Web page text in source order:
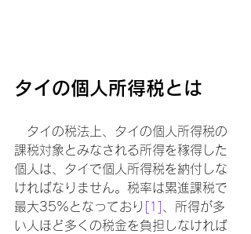
タイの個人所得税とは
タイの税法上、タイの個人所得税の
課税対象とみなされる所得を稼得した
個人は、タイで個人所得税を納付しな
ければなりません。税率は累進課税で
最大35%となっており [1]
、所得が多
い人ほど多くの税金を負担しなければ